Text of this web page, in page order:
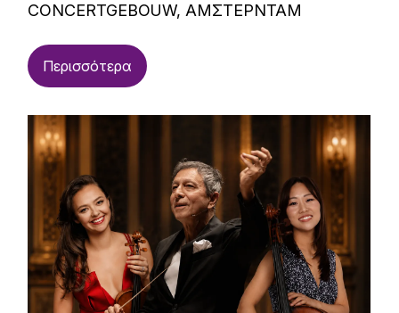
CONCERTGEBOUW, ΑΜΣΤΕΡΝΤΑΜ
Περισσότερα